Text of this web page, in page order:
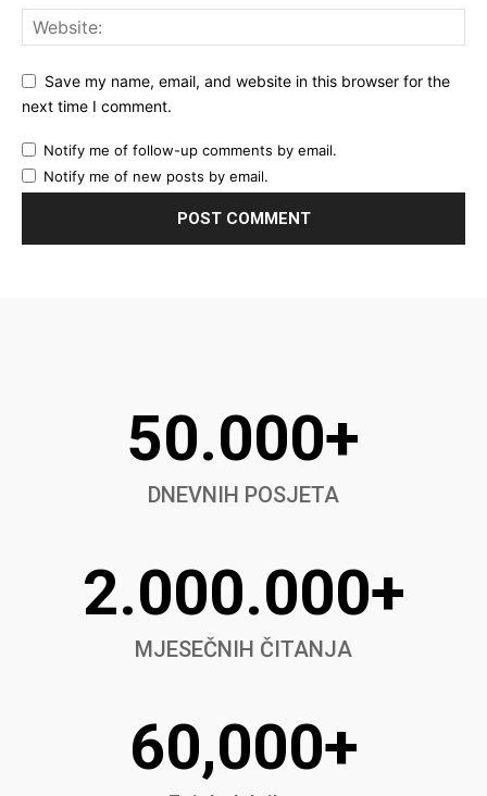
Save my name, email, and website in this browser for the
next time I comment.
Notify me of follow-up comments by email.
Notify me of new posts by email.
50.000+
DNEVNIH POSJETA
2.000.000+
MJESEČNIH ČITANJA
60,000+